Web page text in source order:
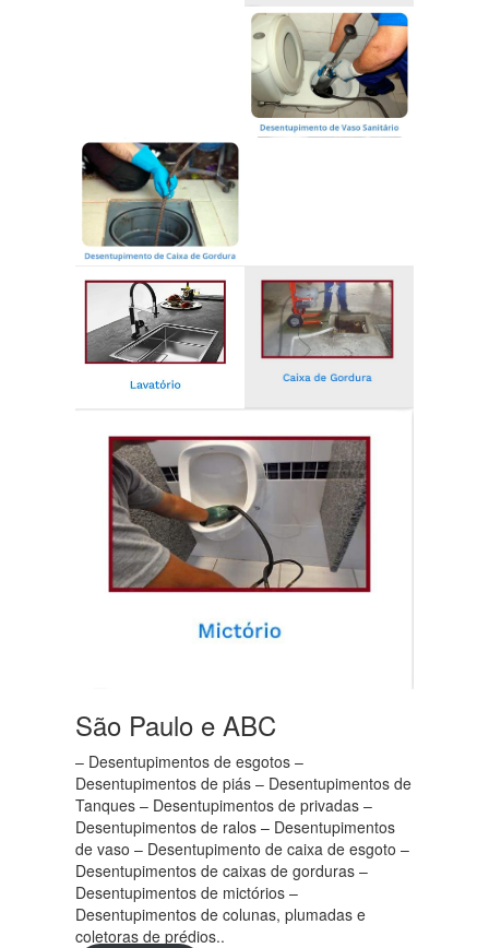
São Paulo e ABC
– Desentupimentos de esgotos –
Desentupimentos de piás – Desentupimentos de
Tanques – Desentupimentos de privadas –
Desentupimentos de ralos – Desentupimentos
de vaso – Desentupimento de caixa de esgoto –
Desentupimentos de caixas de gorduras –
Desentupimentos de mictórios –
Desentupimentos de colunas, plumadas e
coletoras de prédios..